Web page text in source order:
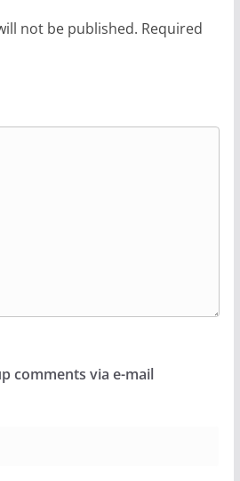
not be published. Required
comments via e-mail